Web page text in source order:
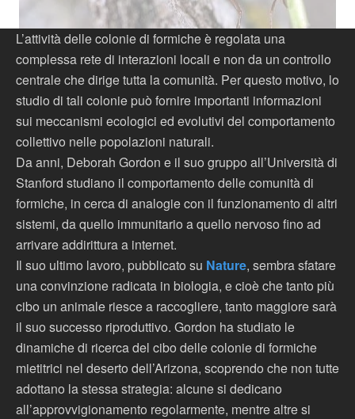
L’attività delle colonie di formiche è regolata una
complessa rete di interazioni locali e non da un controllo
centrale che dirige tutta la comunità. Per questo motivo, lo
studio di tali colonie può fornire importanti informazioni
sui meccanismi ecologici ed evolutivi del comportamento
collettivo nelle popolazioni naturali.
Da anni, Deborah Gordon e il suo gruppo all’Università di
Stanford studiano il comportamento delle comunità di
formiche, in cerca di analogie con il funzionamento di altri
sistemi, da quello immunitario a quello nervoso fino ad
arrivare addirittura a internet.
Il suo ultimo lavoro, pubblicato su Nature, sembra sfatare
una convinzione radicata in biologia, e cioè che tanto più
cibo un animale riesce a raccogliere, tanto maggiore sarà
il suo successo riproduttivo. Gordon ha studiato le
dinamiche di ricerca del cibo delle colonie di formiche
mietitrici nel deserto dell’Arizona, scoprendo che non tutte
adottano la stessa strategia: alcune si dedicano
all’approvvigionamento regolarmente, mentre altre si